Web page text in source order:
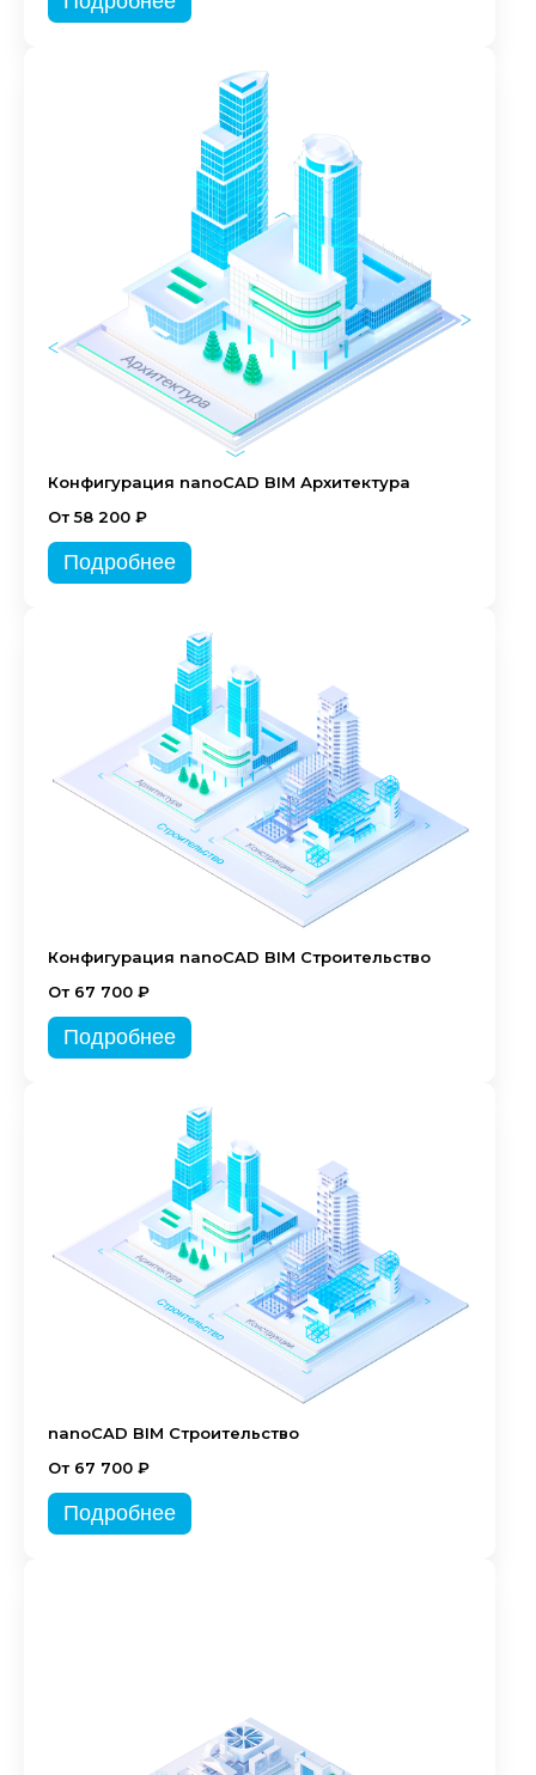
Конфигурация nanoCAD BIM Архитектура
От 58 200 ₽
Подробнее
Конфигурация nanoCAD BIM Строительство
От 67 700 ₽
Подробнее
nanoCAD BIM Строительство
От 67 700 ₽
Подробнее